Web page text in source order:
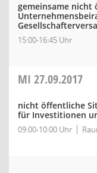
gemeinsame nicht
15:00-16:45 Uhr
MI 27.09.2017
nicht öffentliche
für Investitionen
09:00-10:00 Uhr